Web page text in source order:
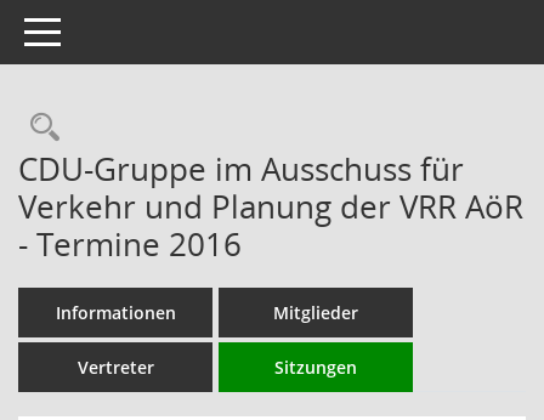
Toggle navigation
Rechercheauswahl
CDU-Gruppe im Ausschuss für
Verkehr und Planung der VRR AöR
- Termine 2016
Informationen Mitglieder
Vertreter Sitzungen